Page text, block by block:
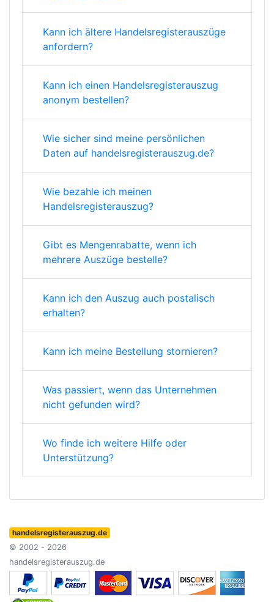
Kann ich ältere Handelsregisterauszüge
anfordern?
Kann ich einen Handelsregisterauszug
anonym bestellen?
Wie sicher sind meine persönlichen
Daten auf handelsregisterauszug.de?
Wie bezahle ich meinen
Handelsregisterauszug?
Gibt es Mengenrabatte, wenn ich
mehrere Auszüge bestelle?
Kann ich den Auszug auch postalisch
erhalten?
Kann ich meine Bestellung stornieren?
Was passiert, wenn das Unternehmen
nicht gefunden wird?
Wo finde ich weitere Hilfe oder
Unterstützung?
handelsregisterauszug.de
© 2002 - 2026
handelsregisterauszug.de